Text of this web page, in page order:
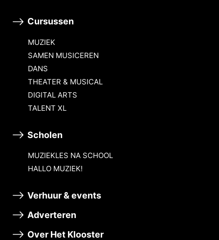
Cursussen
MUZIEK
SAMEN MUSICEREN
DANS
THEATER & MUSICAL
DIGITAL ARTS
TALENT XL
Scholen
MUZIEKLES NA SCHOOL
HALLO MUZIEK!
Verhuur & events
Adverteren
Over Het Klooster